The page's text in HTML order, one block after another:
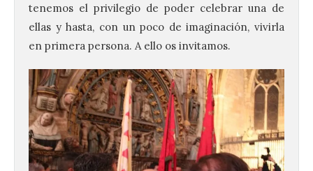
tenemos el privilegio de poder celebrar una de
ellas y hasta, con un poco de imaginación, vivirla
en primera persona. A ello os invitamos.